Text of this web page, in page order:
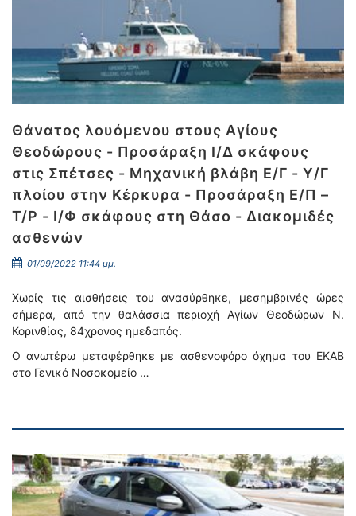
Θάνατος λουόμενου στους Αγίους
Θεοδώρους - Προσάραξη Ι/Δ σκάφους
στις Σπέτσες - Μηχανική βλάβη Ε/Γ - Υ/Γ
πλοίου στην Κέρκυρα - Προσάραξη Ε/Π –
Τ/Ρ - Ι/Φ σκάφους στη Θάσο - Διακομιδές
ασθενών
01/09/2022 11:44 μμ.
Χωρίς τις αισθήσεις του ανασύρθηκε, μεσημβρινές ώρες
σήμερα, από την θαλάσσια περιοχή Αγίων Θεοδώρων Ν.
Κορινθίας, 84χρονος ημεδαπός.
Ο ανωτέρω μεταφέρθηκε με ασθενοφόρο όχημα του ΕΚΑΒ
στο Γενικό Νοσοκομείο …